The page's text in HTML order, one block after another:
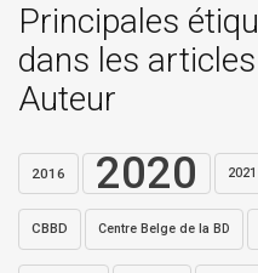
Principales
dans les
Auteur
2016 2020 2021
CBBD Centre Belge de la BD